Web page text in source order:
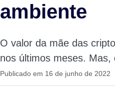
ambiente
O valor da mãe das
nos últimos meses.
Publicado em 16 de junho de 2022